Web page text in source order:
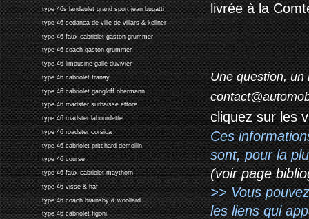
type 46s landaulet grand sport jean bugatti
type 46 sedanca de ville de villars & kellner
type 46 faux cabriolet gaston grummer
type 46 coach gaston grummer
type 46 limousine galle duvivier
type 46 cabriolet franay
type 46 cabriolet gangloff obermann
type 46 roadster surbaisse ettore
type 46 roadster labourdette
type 46 roadster corsica
type 46 cabriolet pritchard demollin
type 46 course
type 46 faux cabriolet maythorn
type 46 visse & haf
type 46 coach brainsby & woollard
type 46 cabriolet figoni
livrée à la
Une question, un
cliquez sur les
Ces
sont, pour la
(voir page
>> Vous
les liens qui